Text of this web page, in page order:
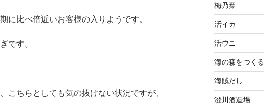
に比べ倍近いお客様の入りようです。
です。
こちらとしても気の抜けない状況ですが、
梅乃葉
活イカ
活ウニ
海の森をつく
海賊だし
澄川酒造場